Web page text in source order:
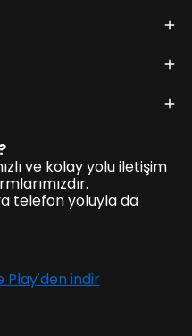
ve kolay yolu iletişim
telefon yoluyla da